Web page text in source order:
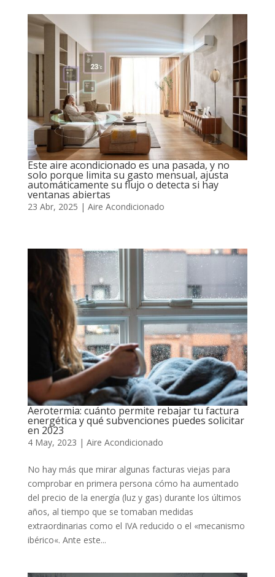
Este aire acondicionado es una pasada, y no
solo porque limita su gasto mensual, ajusta
automáticamente su flujo o detecta si hay
ventanas abiertas
23 Abr, 2025 | Aire Acondicionado
Aerotermia: cuánto permite rebajar tu factura
energética y qué subvenciones puedes solicitar
en 2023
4 May, 2023 | Aire Acondicionado
No hay más que mirar algunas facturas viejas para
comprobar en primera persona cómo ha aumentado
del precio de la energía (luz y gas) durante los últimos
años, al tiempo que se tomaban medidas
extraordinarias como el IVA reducido o el «mecanismo
ibérico«. Ante este...